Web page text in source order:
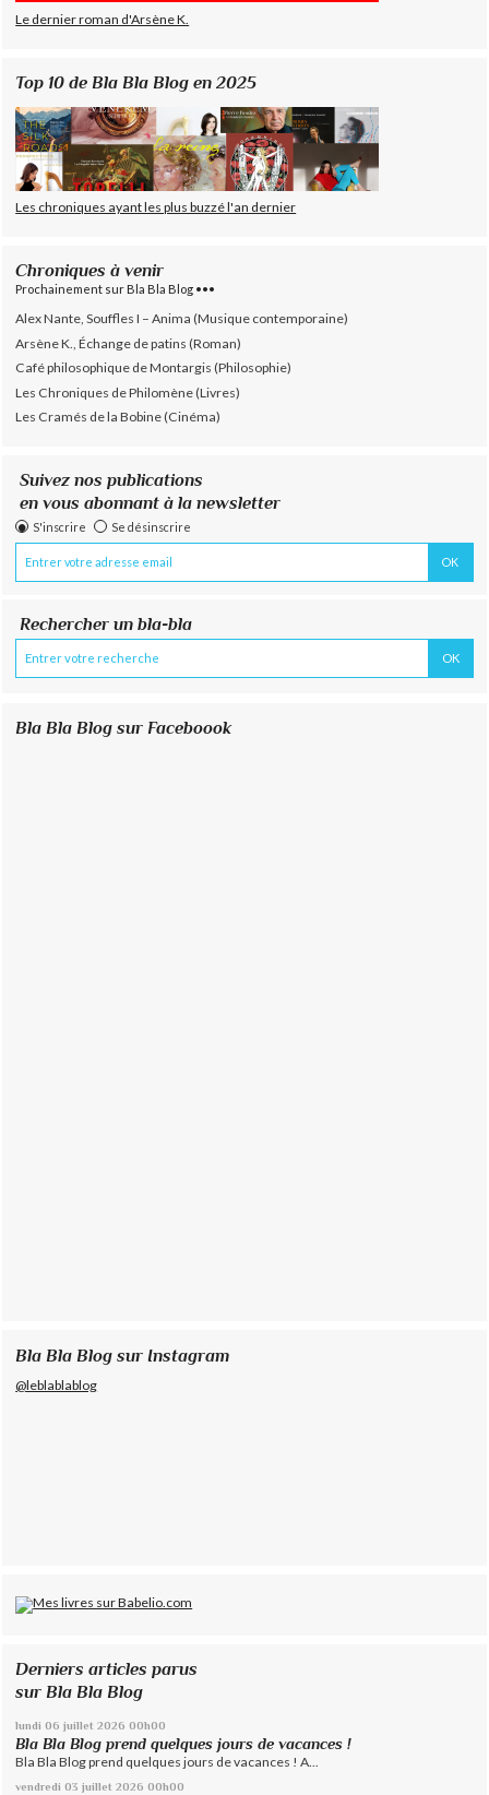
Le dernier roman d'Arsène K.
Top 10 de Bla Bla Blog en 2025
Les chroniques ayant les plus buzzé l'an dernier
Chroniques à venir
Prochainement sur Bla Bla Blog •••
Alex Nante, Souffles I – Anima (Musique contemporaine)
Arsène K., Échange de patins (Roman)
Café philosophique de Montargis (Philosophie)
Les Chroniques de Philomène (Livres)
Les Cramés de la Bobine (Cinéma)
Suivez nos publications
en vous abonnant à la newsletter
S'inscrire Se désinscrire
Rechercher un bla-bla
Bla Bla Blog sur Faceboook
Bla Bla Blog sur Instagram
@leblablablog
Derniers articles parus
sur Bla Bla Blog
lundi 06 juillet 2026 00h00
Bla Bla Blog prend quelques jours de vacances !
Bla Bla Blog prend quelques jours de vacances ! A...
vendredi 03 juillet 2026 00h00